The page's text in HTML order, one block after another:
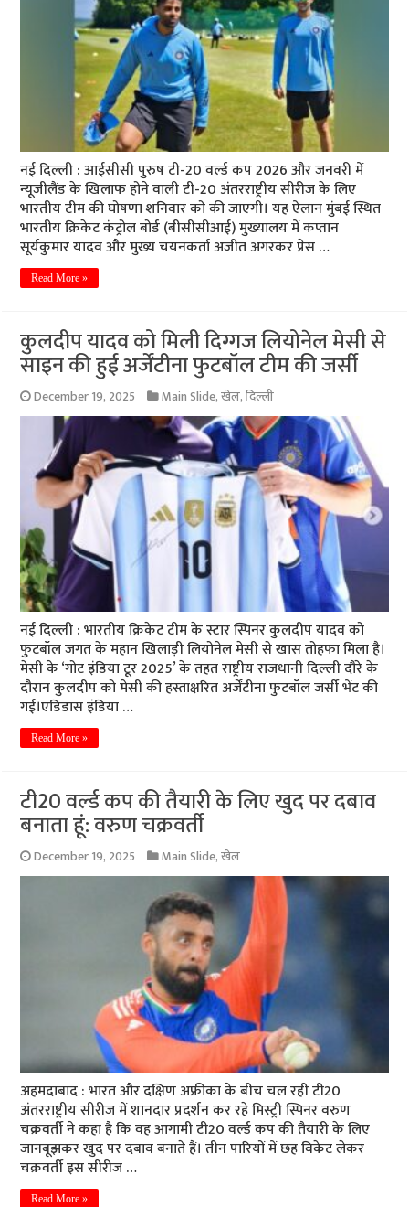
नई दिल्ली : आईसीसी पुरुष टी-20 वर्ल्ड कप 2026 और जनवरी में
न्यूजीलैंड के खिलाफ होने वाली टी-20 अंतरराष्ट्रीय सीरीज के लिए
भारतीय टीम की घोषणा शनिवार को की जाएगी। यह ऐलान मुंबई स्थित
भारतीय क्रिकेट कंट्रोल बोर्ड (बीसीसीआई) मुख्यालय में कप्तान
सूर्यकुमार यादव और मुख्य चयनकर्ता अजीत अगरकर प्रेस …
Read More »
कुलदीप यादव को मिली दिग्गज लियोनेल मेसी से
साइन की हुई अर्जेंटीना फुटबॉल टीम की जर्सी
December 19, 2025 Main Slide,खेल,दिल्ली
नई दिल्ली : भारतीय क्रिकेट टीम के स्टार स्पिनर कुलदीप यादव को
फुटबॉल जगत के महान खिलाड़ी लियोनेल मेसी से खास तोहफा मिला है।
मेसी के ‘गोट इंडिया टूर 2025’ के तहत राष्ट्रीय राजधानी दिल्ली दौरे के
दौरान कुलदीप को मेसी की हस्ताक्षरित अर्जेंटीना फुटबॉल जर्सी भेंट की
गई।एडिडास इंडिया …
Read More »
टी20 वर्ल्ड कप की तैयारी के लिए खुद पर दबाव
बनाता हूं: वरुण चक्रवर्ती
December 19, 2025 Main Slide,खेल
अहमदाबाद : भारत और दक्षिण अफ्रीका के बीच चल रही टी20
अंतरराष्ट्रीय सीरीज में शानदार प्रदर्शन कर रहे मिस्ट्री स्पिनर वरुण
चक्रवर्ती ने कहा है कि वह आगामी टी20 वर्ल्ड कप की तैयारी के लिए
जानबूझकर खुद पर दबाव बनाते हैं। तीन पारियों में छह विकेट लेकर
चक्रवर्ती इस सीरीज …
Read More »